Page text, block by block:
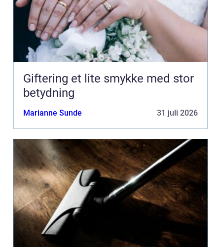
Giftering et lite smykke med stor
betydning
Marianne Sunde 31 juli 2026